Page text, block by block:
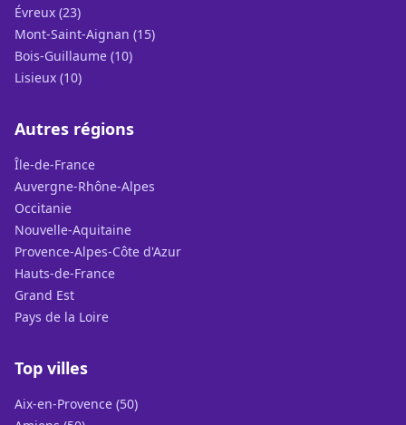
Évreux (23)
Mont-Saint-Aignan (15)
Bois-Guillaume (10)
Lisieux (10)
Autres régions
Île-de-France
Auvergne-Rhône-Alpes
Occitanie
Nouvelle-Aquitaine
Provence-Alpes-Côte d'Azur
Hauts-de-France
Grand Est
Pays de la Loire
Top villes
Aix-en-Provence (50)